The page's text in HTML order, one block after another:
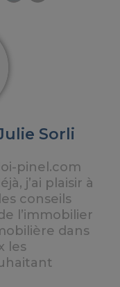
Sorli
pinel.com
j’ai plaisir à
conseils
l’immobilier
dans
les